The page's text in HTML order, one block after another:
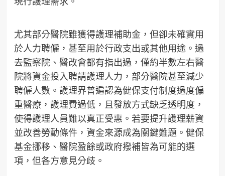
尤其部分醫院雖獲得護理補助金，但卻未確實用
於人力聘僱，甚至用於行政支出或其他用途。過
去監察院、醫改會都有指出過，僅約半數左右醫
院將資金投入聘請護理人力，部分醫院甚至減少
聘僱人數。護理界普遍認為健保支付制度過度偏
重醫療，護理費過低，且發放方式缺乏透明度，
使得護理人員難以真正受惠。若要提升護理薪資
並改善勞動條件，資金來源成為關鍵難題。健保
基金挪移、醫院盈餘或政府撥補皆為可能的選
項，但各方意見分歧。